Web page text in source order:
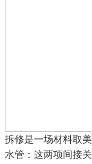
拆修是一场材料取
水管：这两项间接